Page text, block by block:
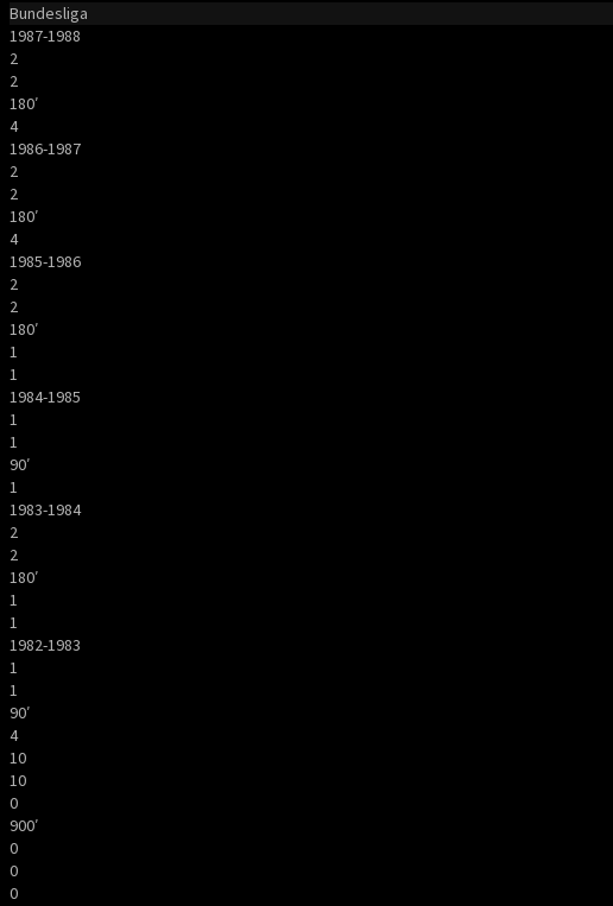
Bundesliga
1987-1988
2
2
180′
4
1986-1987
2
2
180′
4
1985-1986
2
2
180′
1
1
1984-1985
1
1
90′
1
1983-1984
2
2
180′
1
1
1982-1983
1
1
90′
4
10
10
0
900′
0
0
0